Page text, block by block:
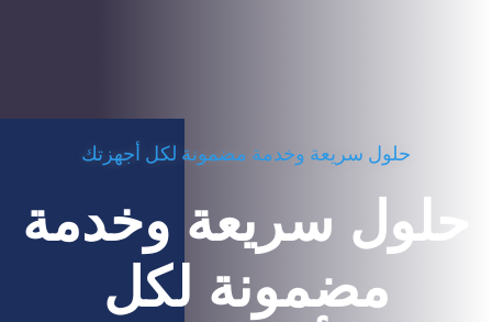
حلول سريعة وخدمة مضمونة لكل أجهزتك
حلول سريعة وخدمة
مضمونة لكل